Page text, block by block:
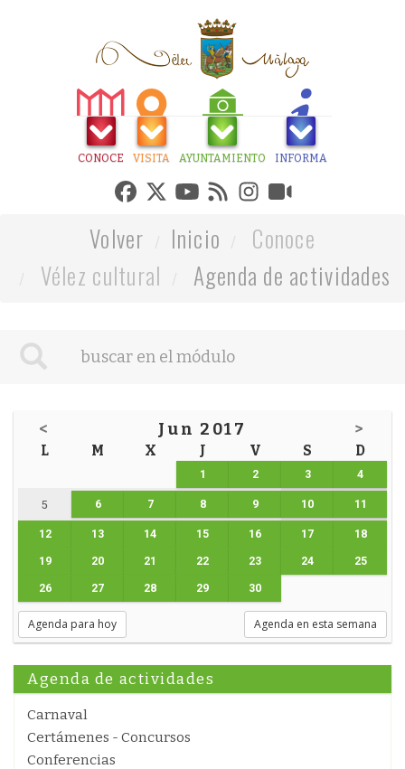
CONOCE VISITA AYUNTAMIENTO INFORMA
Volver Inicio
Conoce
Vélez cultural
Agenda de actividades
< Jun 2017 >
L M X J V S D
1 2 3 4
5 6 7 8 9 10 11
12 13 14 15 16 17 18
19 20 21 22 23 24 25
26 27 28 29 30
Agenda para hoy Agenda en esta semana
Agenda de actividades
Carnaval
Certámenes - Concursos
Conferencias